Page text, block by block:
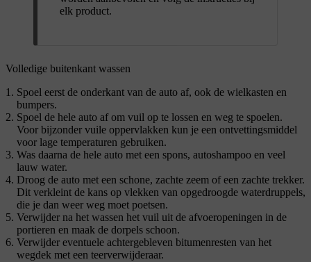
elk product.
Volledige buitenkant wassen
Spoel eerst de onderkant van de auto af, ook de wielkasten en
bumpers.
Spoel de hele auto af om vuil op te lossen en weg te spoelen.
Voor bijzonder vuile oppervlakken kun je een ontvettingsmiddel
voor lage temperaturen gebruiken.
Was daarna de hele auto met een spons, autoshampoo en veel
lauw water.
Droog de auto met een schone, zachte zeem of een zachte trekker.
Dit verkleint de kans op vlekken van opgedroogde waterdruppels,
die je dan weer weg moet poetsen.
Verwijder na het wassen het vuil uit de afvoeropeningen in de
portieren en maak de dorpels schoon.
Verwijder eventuele achtergebleven bitumenresten van het
wegdek met een teerverwijderaar.